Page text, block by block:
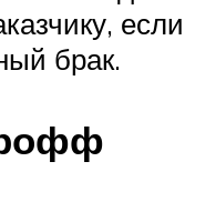
если
брак.